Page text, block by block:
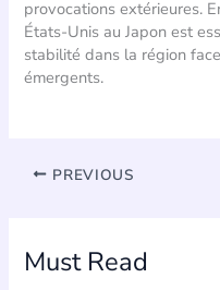
provocations extérieures.
États-Unis au Japon est
stabilité dans la région
émergents.
PREVIOUS
Must Read